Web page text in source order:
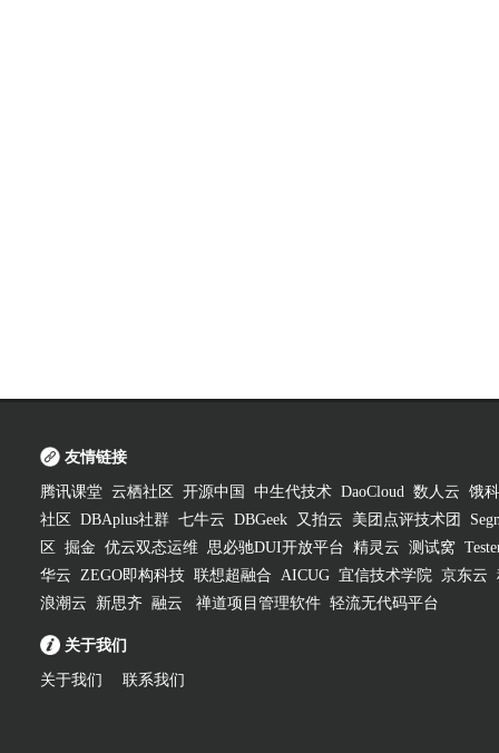
友情链接
腾讯课堂 云栖社区 开源中国 中生代技术 DaoCloud 数人云 饿
社区
DBAplus社群 七牛云 DBGeek 又拍云 美团点评技术团
区
掘金 优云双态运维 思必驰DUI开放平台 精灵云 测试窝
华云 ZEGO即构科技 联想超融合 AICUG 宜信技术学院 京东云
浪潮云
新思齐 融云 禅道项目管理软件 轻流无代码平台
关于我们
关于我们 联系我们